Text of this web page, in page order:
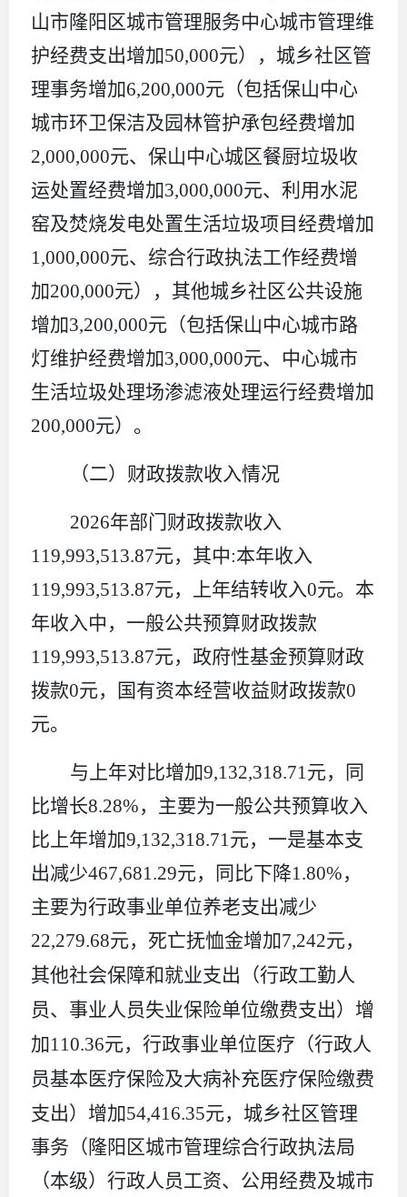
山市隆阳区城市管理服务中心城市管理维
护经费支出增加50,000元），城乡社区管
理事务增加6,200,000元（包括保山中心
城市环卫保洁及园林管护承包经费增加
2,000,000元、保山中心城区餐厨垃圾收
运处置经费增加3,000,000元、利用水泥
窑及焚烧发电处置生活垃圾项目经费增加
1,000,000元、综合行政执法工作经费增
加200,000元），其他城乡社区公共设施
增加3,200,000元（包括保山中心城市路
灯维护经费增加3,000,000元、中心城市
生活垃圾处理场渗滤液处理运行经费增加
200,000元）。
（二）财政拨款收入情况
2026年部门财政拨款收入
119,993,513.87元，其中:本年收入
119,993,513.87元，上年结转收入0元。本
年收入中，一般公共预算财政拨款
119,993,513.87元，政府性基金预算财政
拨款0元，国有资本经营收益财政拨款0
元。
与上年对比增加9,132,318.71 元，同
比增长8.28%，主要为一般公共预算收入
比上年增加9,132,318.71 元，一是基本支
出减少467,681.29元，同比下降1.80%，
主要为行政事业单位养老支出减少
22,279.68元，死亡抚恤金增加7,242元，
其他社会保障和就业支出（行政工勤人
员、事业人员失业保险单位缴费支出）增
加110.36元，行政事业单位医疗（行政人
员基本医疗保险及大病补充医疗保险缴费
支出）增加54,416.35元，城乡社区管理
事务（隆阳区城市管理综合行政执法局
（本级）行政人员工资、公用经费及城市